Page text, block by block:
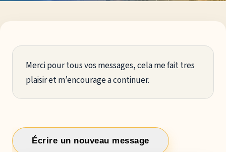
Merci pour tous vos messages, cela me fait tres
plaisir et m’encourage a continuer.